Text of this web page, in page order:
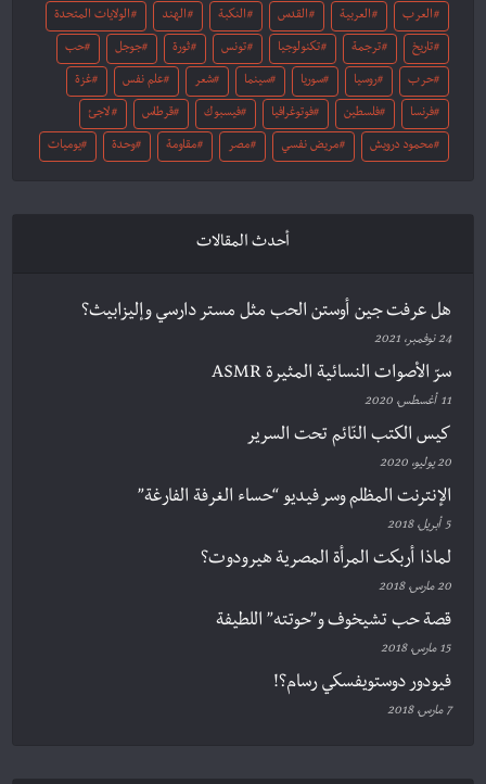
العرب العربية القدس النكبة الهند الولايات المتحدة
تاريخ ترجمة تكنولوجيا تونس ثورة جوجل حب
حرب روسيا سوريا سينما شعر علم نفس غزة
فرنسا فلسطين فوتوغرافيا فيسبوك قرطاس لاجئ
محمود درويش مريض نفسي مصر مقاومة وحدة يوميات
أحدث المقالات
هل عرفت جين أوستن الحب مثل مستر دارسي وإليزابيث؟
24 نوفمبر، 2021
سرّ الأصوات النسائية المثيرة ASMR
11 أغسطس، 2020
كيس الكتب النّائم تحت السرير
20 يوليو، 2020
الإنترنت المظلم وسر فيديو “حساء الغرفة الفارغة”
5 أبريل، 2018
لماذا أربكت المرأة المصرية هيرودوت؟
20 مارس، 2018
قصة حب تشيخوف و”حوتته” اللطيفة
15 مارس، 2018
فيودور دوستويفسكي رسام؟!
7 مارس، 2018